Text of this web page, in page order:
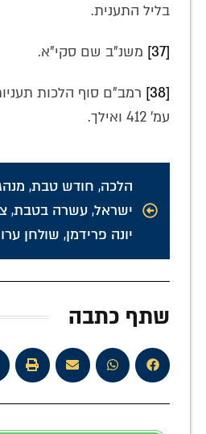
בליל התענית.
[37] משנ"ב שם סקי"א.
[38]
רמב"ם סוף הלכות
עמ' 412 ואילך.
הלכה, חודש טבת,
ישראל, עשרה בטבת,
יונה פרידמן, שולחן
שתף כתבה